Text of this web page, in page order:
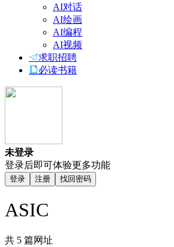
AI对话
AI绘画
AI编程
AI视频
求职招聘
必读书籍
未登录
登录后即可体验更多功能
登录 注册 找回密码
ASIC
共 5 篇网址